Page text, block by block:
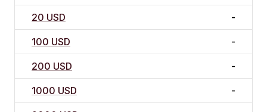
20 USD -
100 USD -
200 USD -
1000 USD -